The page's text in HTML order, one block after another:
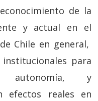
de la
y actual en el
Chile en general,
institucionales para
y
efectos reales en